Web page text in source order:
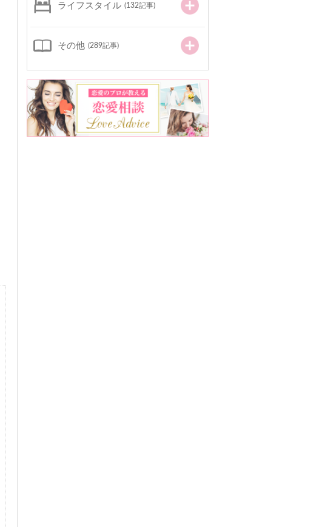
ライフスタイル (132記事)
その他 (289記事)